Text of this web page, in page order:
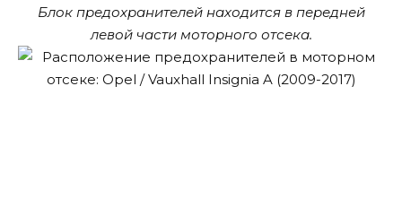
Блок предохранителей находится в передней
левой части моторного отсека.